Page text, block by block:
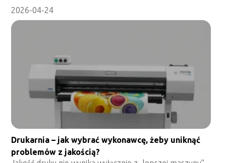
2026-04-24
Drukarnia – jak wybrać wykonawcę, żeby uniknąć
problemów z jakością?